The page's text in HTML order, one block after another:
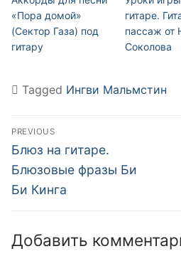
«Пора домой»
(Cектор Газа) под
гитару
гитаре.
пассаж от
Соколова
Tagged Ингви Мальмстин
Навигация
по
записям
PREVIOUS
Previous
post:
Блюз на гитаре.
Блюзовые фразы Би
Би Кинга
Добавить